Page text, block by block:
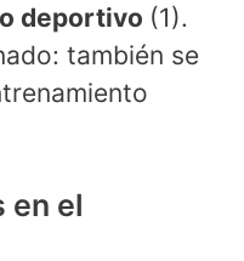
deportivo (1).
también se
en el